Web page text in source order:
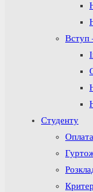
Вступ
Студенту